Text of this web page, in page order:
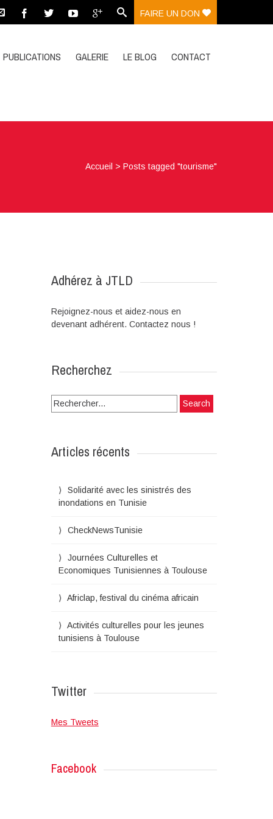
FAIRE UN DON
PUBLICATIONS GALERIE LE BLOG CONTACT
Accueil >Posts tagged "tourisme"
Adhérez à JTLD
Rejoignez-nous et aidez-nous en
devenant adhérent. Contactez nous !
Recherchez
Search
for:
Articles récents
Solidarité avec les sinistrés des
inondations en Tunisie
CheckNewsTunisie
Journées Culturelles et
Economiques Tunisiennes à Toulouse
Africlap, festival du cinéma africain
Activités culturelles pour les jeunes
tunisiens à Toulouse
Twitter
Mes Tweets
Facebook